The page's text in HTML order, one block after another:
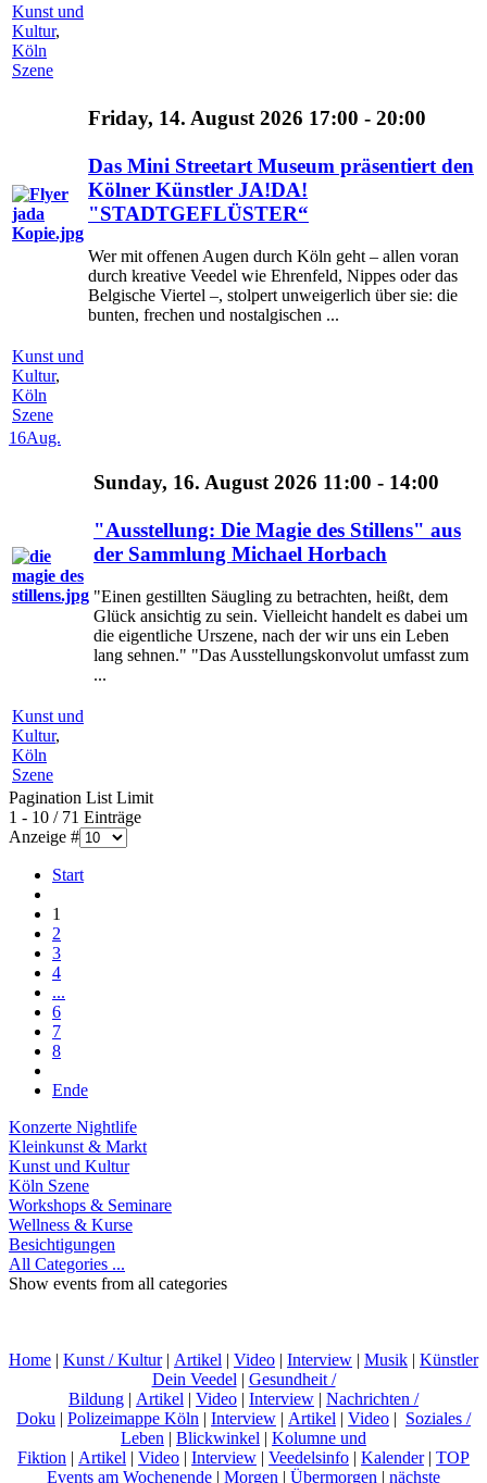
Kunst und
Kultur,
Köln
Szene
Friday, 14. August 2026 17:00 - 20:00
Das Mini Streetart Museum präsentiert den
Kölner Künstler JA!DA!
"STADTGEFLÜSTER“
Wer mit offenen Augen durch Köln geht – allen voran
durch kreative Veedel wie Ehrenfeld, Nippes oder das
Belgische Viertel –, stolpert unweigerlich über sie: die
bunten, frechen und nostalgischen ...
Kunst und
Kultur,
Köln
Szene
16Aug.
Sunday, 16. August 2026 11:00 - 14:00
"Ausstellung: Die Magie des Stillens" aus
der Sammlung Michael Horbach
"Einen gestillten Säugling zu betrachten, heißt, dem
Glück ansichtig zu sein. Vielleicht handelt es dabei um
die eigentliche Urszene, nach der wir uns ein Leben
lang sehnen." "Das Ausstellungskonvolut umfasst zum
...
Kunst und
Kultur,
Köln
Szene
Pagination List Limit
1 - 10 / 71 Einträge
Anzeige #
Start
1
2
3
4
...
6
7
8
Ende
Konzerte Nightlife
Kleinkunst & Markt
Kunst und Kultur
Köln Szene
Workshops & Seminare
Wellness & Kurse
Besichtigungen
All Categories ...
Show events from all categories
Home | Kunst / Kultur| Artikel | Video | Interview | Musik | Künstler
Dein Veedel | Gesundheit /
Bildung | Artikel | Video | Interview | Nachrichten /
Doku | Polizeimappe Köln | Interview | Artikel | Video | Soziales /
Leben | Blickwinkel | Kolumne und
Fiktion | Artikel | Video | Interview | Veedelsinfo | Kalender| TOP
Events am Wochenende | Morgen | Übermorgen | nächste